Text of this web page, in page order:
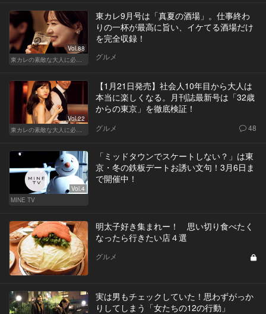
Vol.88
東カレの素敵な大人に必要なこと
東カレ9月号は「真夏の酒場」。仕事終わ
りの一杯が最高に旨い、イケてる酒場だけ
を完全収録！
グルメ
Vol.22
東カレの素敵な大人に必要なこと
【1月21日発売】社会人10年目から大人は
本当に楽しくなる。月刊誌最新号は「32歳
からの東京」を徹底検証！
グルメ 48
Vol.4
MINE TV
「ミッドタウンでスケートしない？」は東
京・冬の鉄板デートお誘い文句！3月6日ま
で開催中！
明太子好き集まれー！ 思い切り食べたく
なったら行きたい店４選
グルメ
実は男もチェックしていた！思わずがっか
りしてしまう「女たちの12の行動」